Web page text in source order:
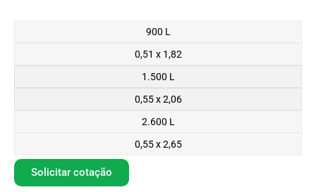
900 L
0,51 x 1,82
1.500 L
0,55 x 2,06
2.600 L
0,55 x 2,65
Solicitar cotação